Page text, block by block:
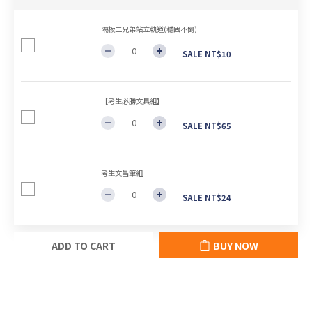
隔板二兄弟站立軌道(穩固不倒)
SALE NT$10
【考生必勝文具組】
SALE NT$65
考生文昌筆組
SALE NT$24
ADD TO CART BUY NOW